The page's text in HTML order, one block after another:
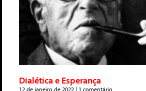
Dialética e Esperança
12 de janeiro de 2022 1 comentário